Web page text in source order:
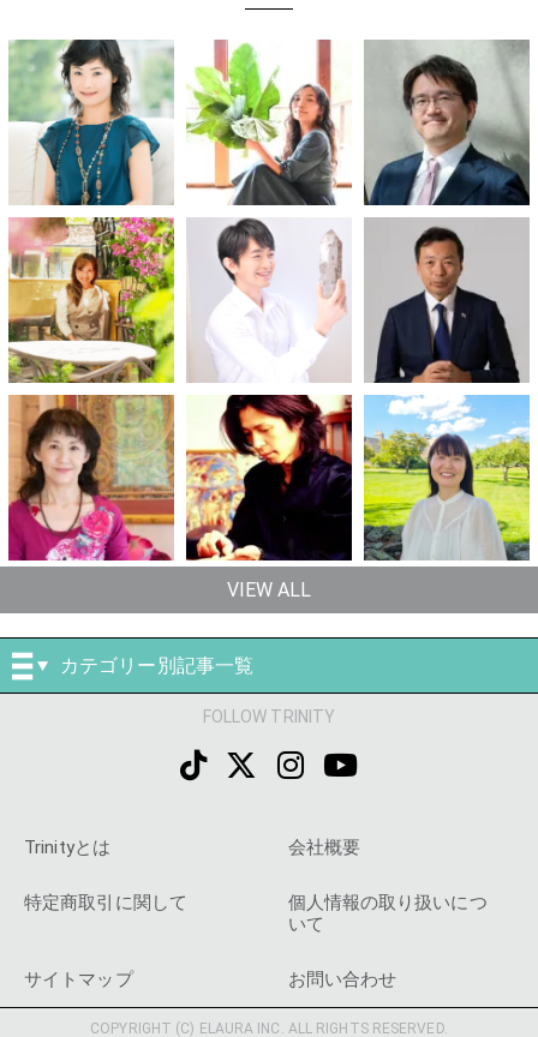
VIEW ALL
カテゴリー別記事一覧
FOLLOW TRINITY
Trinityとは 会社概要
特定商取引に関して
個人情報の取り扱いにつ
いて
サイトマップ お問い合わせ
COPYRIGHT (C) ELAURA INC. ALL RIGHTS RESERVED.